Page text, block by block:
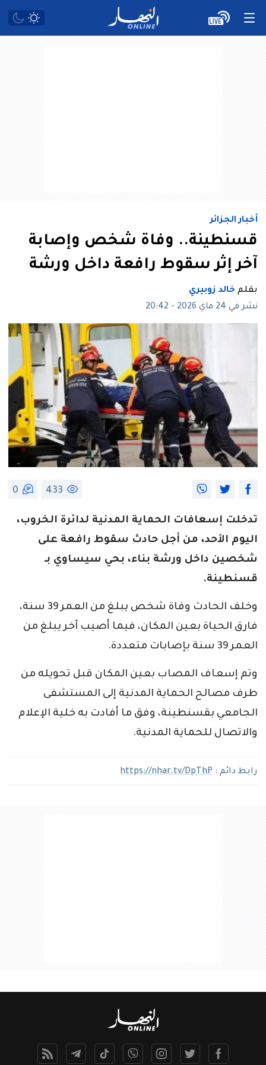
أخبار الجزائر
قسنطينة.. وفاة شخص وإصابة
آخر إثر سقوط رافعة داخل ورشة
بقلم خالد زوبيري
نشر في 24 ماي 2026 - 20:42
433
0
تدخلت إسعافات الحماية المدنية لدائرة الخروب،
اليوم الأحد، من أجل حادث سقوط رافعة على
شخصين داخل ورشة بناء، بحي سيساوي بـ
قسنطينة.
وخلف الحادث وفاة شخص يبلغ من العمر 39 سنة،
فارق الحياة بعين المكان، فيما أصيب آخر يبلغ من
العمر 39 سنة بإصابات متعددة.
وتم إسعاف المصاب بعين المكان قبل تحويله من
طرف مصالح الحماية المدنية إلى المستشفى
الجامعي بقسنطينة، وفق ما أفادت به خلية الإعلام
والاتصال للحماية المدنية.
رابط دائم : https://nhar.tv/DpThP